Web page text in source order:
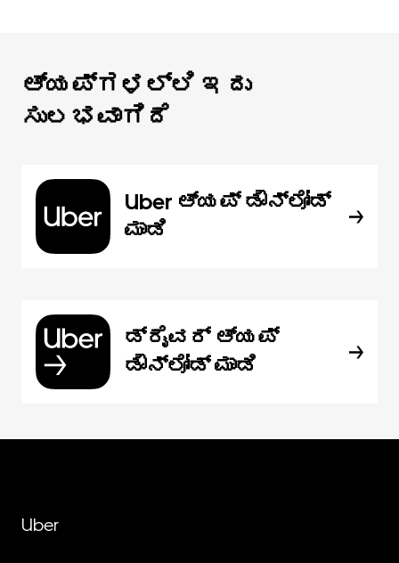
ಆ್ಯಪ್‌‌ಗಳಲ್ಲಿ ಇದು
ಸುಲಭವಾಗಿದೆ
Uber ಆ್ಯಪ್‍ ಡೌನ್‌ಲೋಡ್
ಮಾಡಿ
ಡ್ರೈವರ್ ಆ್ಯಪ್
ಡೌನ್‌ಲೋಡ್ ಮಾಡಿ
Uber